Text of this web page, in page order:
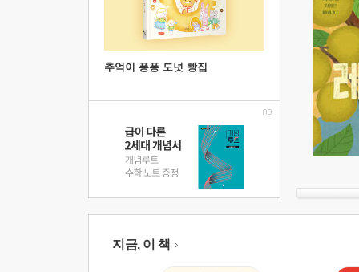
추억이 퐁퐁 도넛 빵집
지금, 이 책